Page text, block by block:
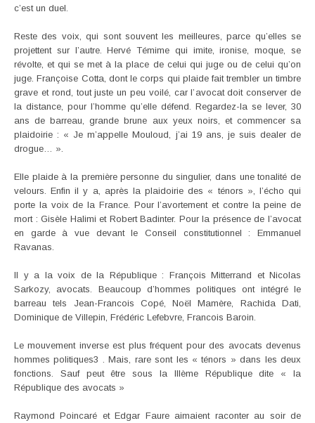
c’est un duel.
Reste des voix, qui sont souvent les meilleures, parce qu’elles se
projettent sur l’autre. Hervé Témime qui imite, ironise, moque, se
révolte, et qui se met à la place de celui qui juge ou de celui qu’on
juge. Françoise Cotta, dont le corps qui plaide fait trembler un timbre
grave et rond, tout juste un peu voilé, car l’avocat doit conserver de
la distance, pour l’homme qu’elle défend. Regardez-la se lever, 30
ans de barreau, grande brune aux yeux noirs, et commencer sa
plaidoirie : « Je m’appelle Mouloud, j’ai 19 ans, je suis dealer de
drogue… ».
Elle plaide à la première personne du singulier, dans une tonalité de
velours. Enfin il y a, après la plaidoirie des « ténors », l’écho qui
porte la voix de la France. Pour l’avortement et contre la peine de
mort : Gisèle Halimi et Robert Badinter. Pour la présence de l’avocat
en garde à vue devant le Conseil constitutionnel : Emmanuel
Ravanas.
Il y a la voix de la République : François Mitterrand et Nicolas
Sarkozy, avocats. Beaucoup d’hommes politiques ont intégré le
barreau tels Jean-Francois Copé, Noël Mamère, Rachida Dati,
Dominique de Villepin, Frédéric Lefebvre, Francois Baroin.
Le mouvement inverse est plus fréquent pour des avocats devenus
hommes politiques3 . Mais, rare sont les « ténors » dans les deux
fonctions. Sauf peut être sous la IIIème République dite « la
République des avocats »
Raymond Poincaré et Edgar Faure aimaient raconter au soir de